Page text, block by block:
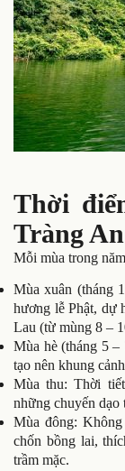
Thời
Tràng An
Mỗi mùa trong
Mùa xuân (tháng
hương lễ Phật, dự
Lau (từ mùng 8 –
Mùa hè (tháng 5 –
tạo nên khung
Mùa thu: Thời
những chuyến dạo
Mùa đông:
chốn bồng lai,
trầm mặc.